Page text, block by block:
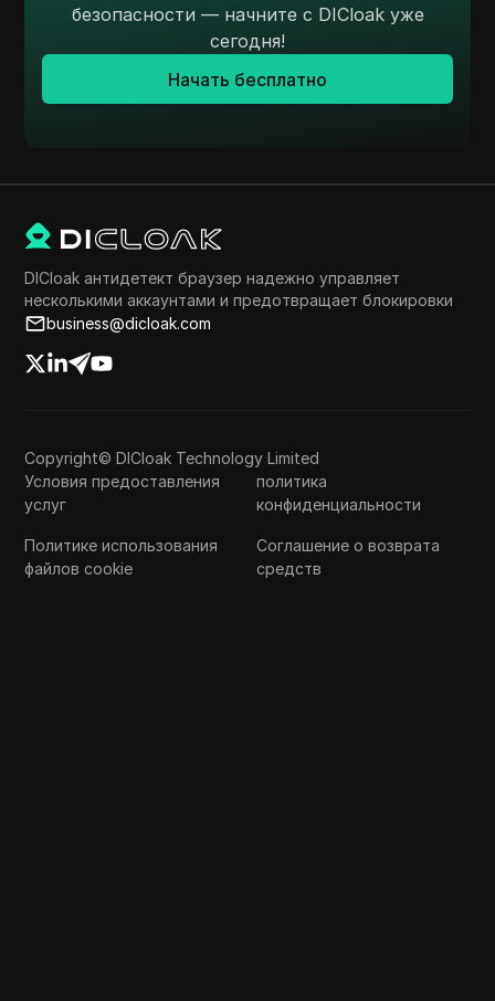
безопасности — начните с DICloak уже
сегодня!
Начать бесплатно
DICloak антидетект браузер надежно управляет
несколькими аккаунтами и предотвращает блокировки
business@dicloak.com
Copyright© DICloak Technology Limited
Условия предоставления
услуг
политика
конфиденциальности
Политике использования
файлов cookie
Соглашение о возврата
средств